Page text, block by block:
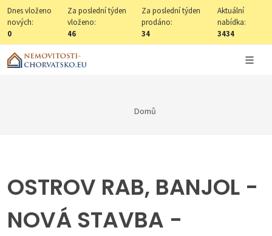
Dnes vloženo
nových:
0
Za poslední týden
vloženo:
46
Za poslední týden
prodáno:
34
Aktuální
nabídka:
3434
Domů
OSTROV RAB, BANJOL -
NOVÁ STAVBA -